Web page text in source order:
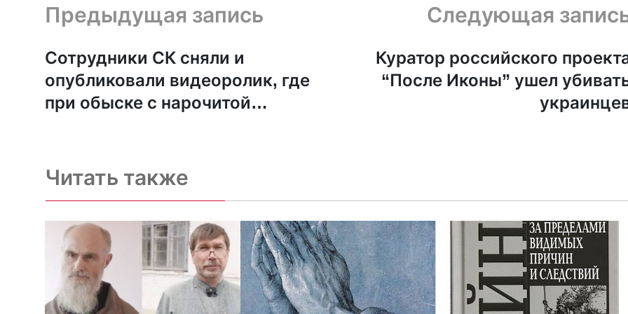
Предыдущая запись и следующая запись
Предыдущая запись
Сотрудники СК сняли и
опубликовали видеоролик, где
при обыске с нарочитой
столе.
Следующая
Куратор российского
“После Иконы” ушел
Читать также